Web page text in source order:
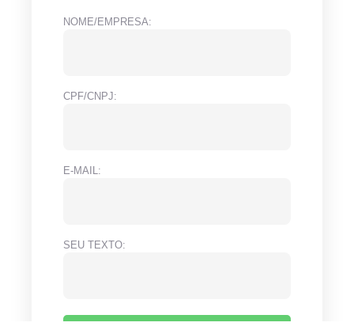
NOME/EMPRESA:
CPF/CNPJ:
E-MAIL:
SEU TEXTO: